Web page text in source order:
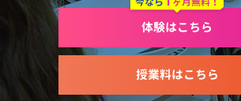
授業料はこちら
体験はこちら